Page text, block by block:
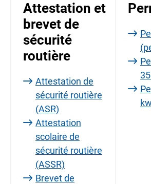
Attestation et
brevet de
sécurité
routière
Attestation de
sécurité routière
(ASR)
Attestation
scolaire de
sécurité routière
(ASSR)
Brevet de